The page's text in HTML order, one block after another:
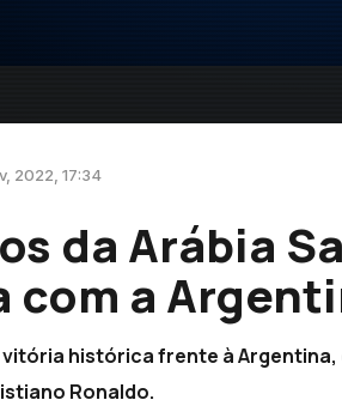
2022, 17:34
da Arábia
a
vitória histórica frente à
Ronaldo.